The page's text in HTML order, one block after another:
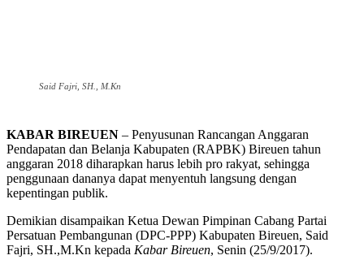
Said Fajri, SH., M.Kn
KABAR BIREUEN – Penyusunan Rancangan Anggaran
Pendapatan dan Belanja Kabupaten (RAPBK) Bireuen tahun
anggaran 2018 diharapkan harus lebih pro rakyat, sehingga
penggunaan dananya dapat menyentuh langsung dengan
kepentingan publik.
Demikian disampaikan Ketua Dewan Pimpinan Cabang Partai
Persatuan Pembangunan (DPC-PPP) Kabupaten Bireuen, Said
Fajri, SH.,M.Kn kepada Kabar Bireuen, Senin (25/9/2017).